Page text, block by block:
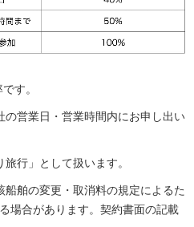
す。
営業日・営業時間内にお申し出い
行」として扱います。
舶の変更・取消料の規定によるた
場合があります。契約書面の記載